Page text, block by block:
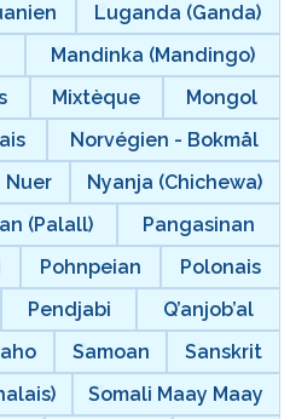
Luganda (Ganda)
Mandinka (Mandingo)
Mixtèque
Mongol
Norvégien - Bokmål
Nuer
Nyanja (Chichewa)
(Palall)
Pangasinan
Pohnpeian
Polonais
Pendjabi
Q’anjob’al
Samoan
Sanskrit
Somali Maay Maay